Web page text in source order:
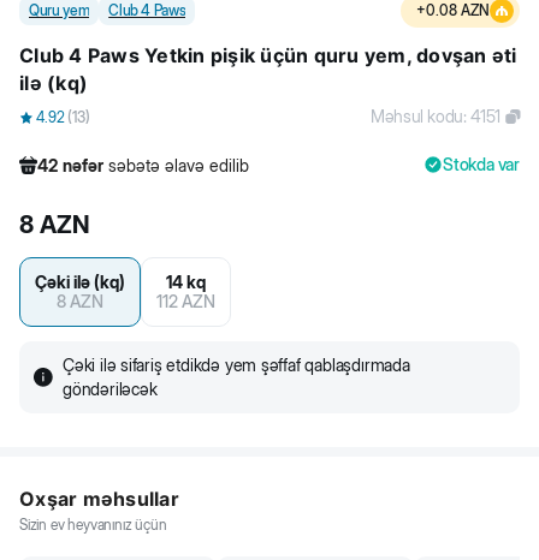
Quru yem Club 4 Paws +0.08 AZN
Club 4 Paws Yetkin pişik üçün quru yem, dovşan əti
ilə (kq)
4.92 (13) Məhsul kodu:4151
42 nəfər səbətə əlavə edilib
535 nəfər
Stokda var
8 AZN
Çəki ilə (kq)
8AZN
14 kq
112AZN
Çəki ilə sifariş etdikdə yem şəffaf qablaşdırmada
göndəriləcək
Oxşar məhsullar
Sizin ev heyvanınız üçün